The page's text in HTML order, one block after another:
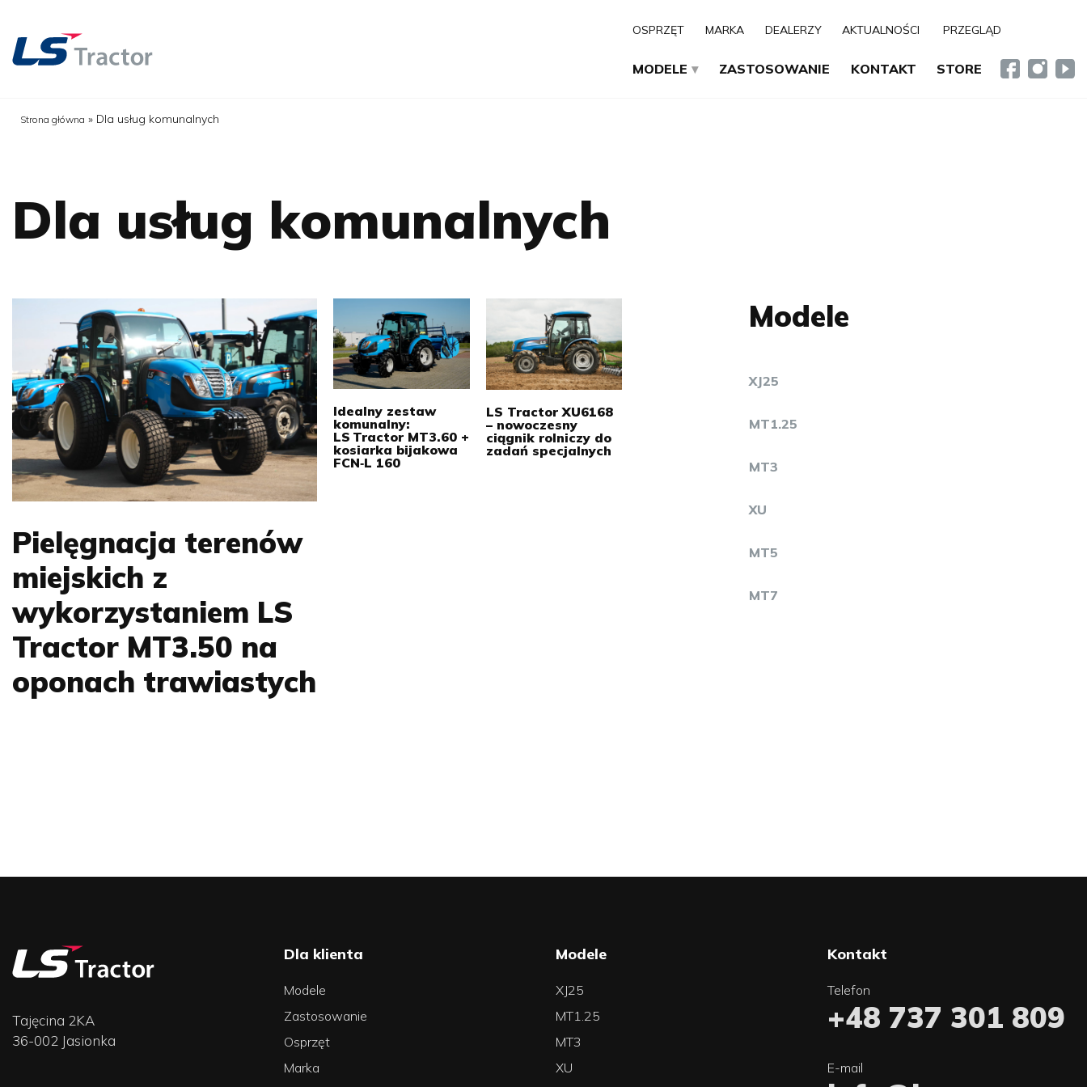
OSPRZĘT MARKA DEALERZY AKTUALNOŚCI PRZEGLĄD
MODELE ZASTOSOWANIE KONTAKT STORE
Strona główna » Dla usług komunalnych
Dla usług komunalnych
Pielęgnacja terenów
miejskich z
wykorzystaniem LS
Tractor MT3.50 na
oponach trawiastych
Idealny zestaw
komunalny:
LS Tractor MT3.60 +
kosiarka bijakowa
FCN‑L 160
LS Tractor XU6168
– nowoczesny
ciągnik rolniczy do
zadań specjalnych
Modele
XJ25
MT1.25
MT3
XU
MT5
MT7
Tajęcina 2KA
36-002 Jasionka
Dla klienta
Modele
Zastosowanie
Osprzęt
Marka
Modele
XJ25
MT1.25
MT3
XU
Kontakt
Telefon
+48 737 301 809
E-mail